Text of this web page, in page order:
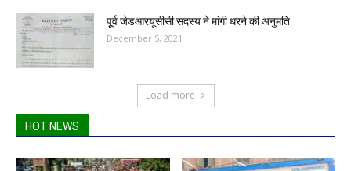
पूूर्व जेडआरयूसीसी सदस्य‌ ने मांगी धरने की अनुमति
December 5, 2021
Load more
HOT NEWS